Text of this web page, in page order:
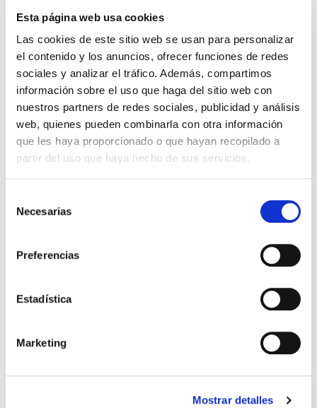
Esta página web usa cookies
Las cookies de este sitio web se usan para personalizar
el contenido y los anuncios, ofrecer funciones de redes
sociales y analizar el tráfico. Además, compartimos
información sobre el uso que haga del sitio web con
nuestros partners de redes sociales, publicidad y análisis
web, quienes pueden combinarla con otra información
que les haya proporcionado o que hayan recopilado a
partir del uso que haya hecho de sus servicios.
Necesarias
Preferencias
Estadística
Marketing
Mostrar detalles
Los que compraron este
producto, también
compraron
5,70€
BUSCAD EL REINO DE DIOS 2
5,70€